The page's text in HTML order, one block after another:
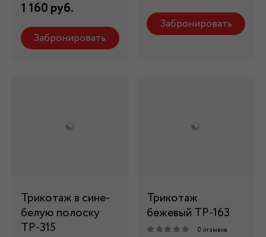
1 160 руб.
Забронировать
Забронировать
Трикотаж в сине-
белую полоску
ТР-315
Трикотаж
бежевый ТР-163
0 отзывов